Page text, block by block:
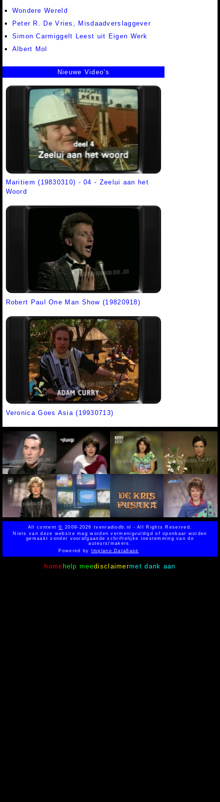
Wondere Wereld
Peter R. De Vries, Misdaadverslaggever
Simon Carmiggelt Leest uit Eigen Werk
Albert Mol
Nieuwe Video's
Maritiem (19830310) - 04 - Zeelui aan het
Woord
Robert Paul One Man Show (19820918)
Veronica Goes Asia (19930713)
All content© 2009-2026 tvenradiodb.nl - All Rights Reserved.
Niets van deze website mag worden vermenigvuldigd of openbaar worden
gemaakt zonder voorafgaande schriftelijke toestemming van de
auteurs/makers.
Powered byImplano Data6ase
home help meedisclaimermet dank aan